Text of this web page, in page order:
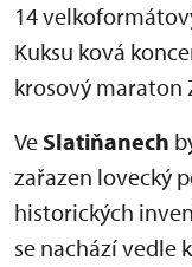
14
Kuksu ková
krosový maraton
Ve Slatiňanech
zařazen lovecký
historických
se nachází vedle